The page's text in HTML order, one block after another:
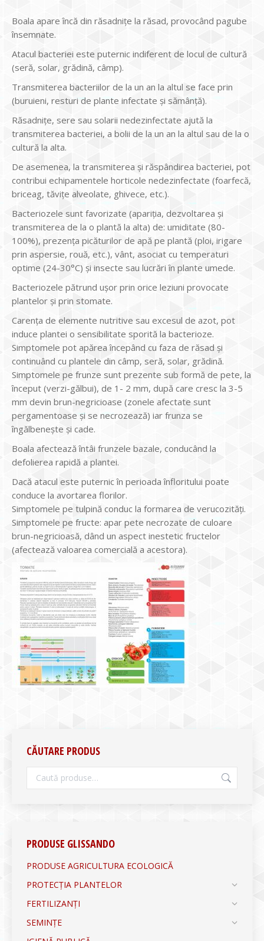
Boala apare încă din răsadnițe la răsad, provocând pagube
însemnate.
Atacul bacteriei este puternic indiferent de locul de cultură
(seră, solar, grădină, câmp).
Transmiterea bacteriilor de la un an la altul se face prin
(buruieni, resturi de plante infectate și sămânță).
Răsadnițe, sere sau solarii nedezinfectate ajută la
transmiterea bacteriei, a bolii de la un an la altul sau de la o
cultură la alta.
De asemenea, la transmiterea și răspândirea bacteriei, pot
contribui echipamentele horticole nedezinfectate (foarfecă,
briceag, tăvițe alveolate, ghivece, etc.).
Bacteriozele sunt favorizate (apariția, dezvoltarea și
transmiterea de la o plantă la alta) de: umiditate (80-
100%), prezența picăturilor de apă pe plantă (ploi, irigare
prin aspersie, rouă, etc.), vânt, asociat cu temperaturi
optime (24-30°C) și insecte sau lucrări în plante umede.
Bacteriozele pătrund ușor prin orice leziuni provocate
plantelor și prin stomate.
Carența de elemente nutritive sau excesul de azot, pot
induce plantei o sensibilitate sporită la bacterioze.
Simptomele pot apărea începând cu faza de răsad și
continuând cu plantele din câmp, seră, solar, grădină.
Simptomele pe frunze sunt prezente sub formă de pete, la
început (verzi-gălbui), de 1- 2 mm, după care cresc la 3-5
mm devin brun-negricioase (zonele afectate sunt
pergamentoase și se necrozează) iar frunza se
îngălbenește și cade.
Boala afectează întâi frunzele bazale, conducând la
defolierea rapidă a plantei.
Dacă atacul este puternic în perioada înfloritului poate
conduce la avortarea florilor.
Simptomele pe tulpină conduc la formarea de verucozități.
Simptomele pe fructe: apar pete necrozate de culoare
brun-negricioasă, dând un aspect inestetic fructelor
(afectează valoarea comercială a acestora).
CĂUTARE PRODUS
PRODUSE GLISSANDO
PRODUSE AGRICULTURA ECOLOGICĂ
PROTECȚIA PLANTELOR
FERTILIZANȚI
SEMINȚE